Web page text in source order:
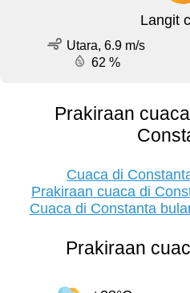
Langit
Utara, 6.9 m/s
62 %
Prakiraan
Cuaca di
Prakiraan cuaca di
Cuaca di Constanta
Prakiraan